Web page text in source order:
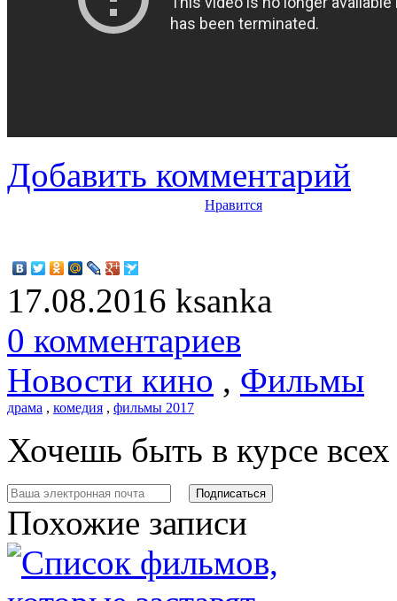
Добавить комментарий
Нравится
17.08.2016 ksanka
0 комментариев
Новости кино , Фильмы
драма , комедия , фильмы 2017
Хочешь быть в курсе
Похожие записи